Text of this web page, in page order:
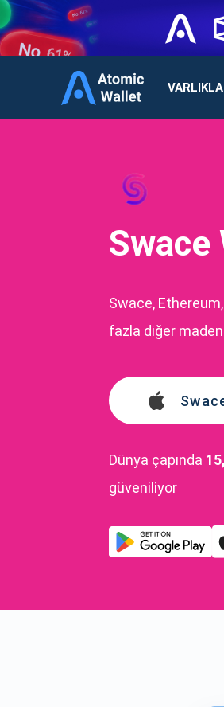
Swace
Swace,
fazla diğer
Dünya çapında
güveniliyor